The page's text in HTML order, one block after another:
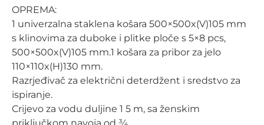
OPREMA:
1 univerzalna staklena košara 500×500x(V)105 mm
s klinovima za duboke i plitke ploče s 5×8 pcs,
500×500x(V)105 mm.1 košara za pribor za jelo
110×110x(H)130 mm.
Razrjeđivač za električni deterdžent i sredstvo za
ispiranje.
Crijevo za vodu duljine 1 5 m, sa ženskim